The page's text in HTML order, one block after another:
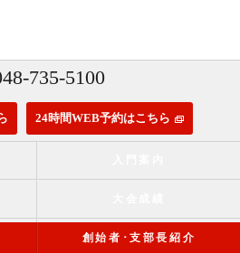
735-5100
24時間WEB予約はこちら
創始者･支部長紹介